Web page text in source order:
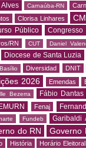
Carnaúba-RN
Clorisa Linhares
Público Congresso
RN CUT Daniel
Diocese de Santa Luzia
Diversidad DNIT
2026 Emendas
Bezerra Fábio Dantas
Fenaj
Fundeb Garibaldi
do RN Governo
História Horário Eleitoral